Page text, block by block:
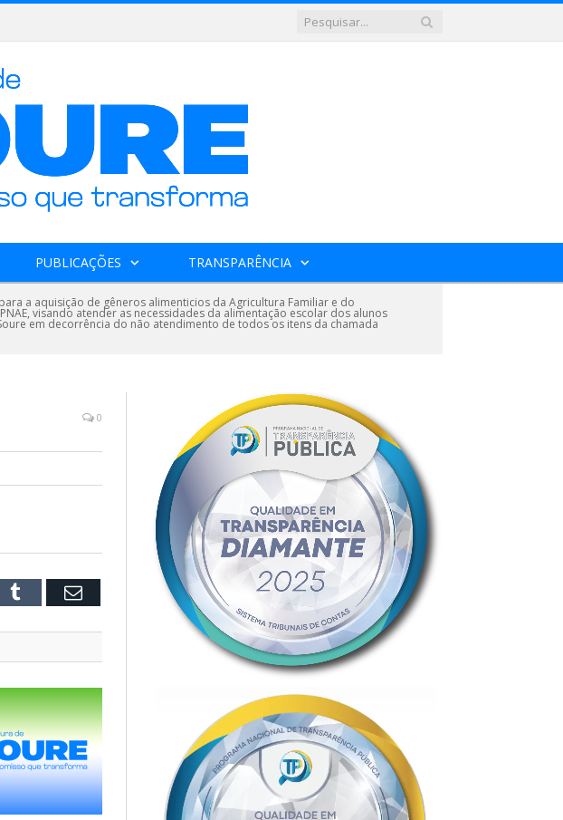
PUBLICAÇÕES TRANSPARÊNCIA
a aquisição de gêneros alimenticios da Agricultura Familiar e do
visando atender as necessidades da alimentação escolar dos alunos
em decorrência do não atendimento de todos os itens da chamada
0
Tumblr Email